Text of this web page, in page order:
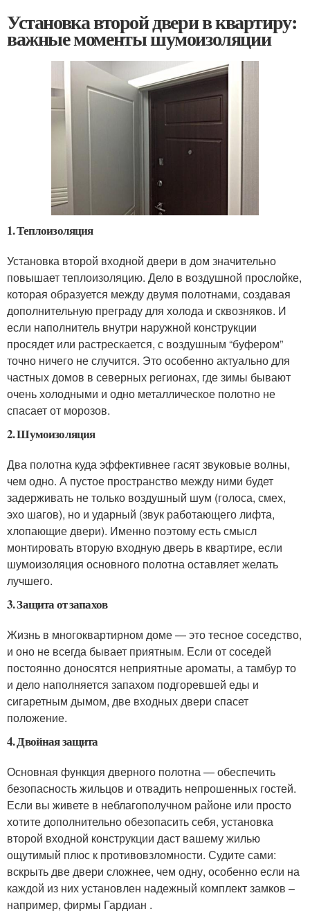
Установка второй двери в квартиру:
важные моменты шумоизоляции
1. Теплоизоляция
Установка второй входной двери в дом значительно
повышает теплоизоляцию. Дело в воздушной прослойке,
которая образуется между двумя полотнами, создавая
дополнительную преграду для холода и сквозняков. И
если наполнитель внутри наружной конструкции
просядет или растрескается, с воздушным “буфером”
точно ничего не случится. Это особенно актуально для
частных домов в северных регионах, где зимы бывают
очень холодными и одно металлическое полотно не
спасает от морозов.
2. Шумоизоляция
Два полотна куда эффективнее гасят звуковые волны,
чем одно. А пустое пространство между ними будет
задерживать не только воздушный шум (голоса, смех,
эхо шагов), но и ударный (звук работающего лифта,
хлопающие двери). Именно поэтому есть смысл
монтировать вторую входную дверь в квартире, если
шумоизоляция основного полотна оставляет желать
лучшего.
3. Защита от запахов
Жизнь в многоквартирном доме — это тесное соседство,
и оно не всегда бывает приятным. Если от соседей
постоянно доносятся неприятные ароматы, а тамбур то
и дело наполняется запахом подгоревшей еды и
сигаретным дымом, две входных двери спасет
положение.
4. Двойная защита
Основная функция дверного полотна — обеспечить
безопасность жильцов и отвадить непрошенных гостей.
Если вы живете в неблагополучном районе или просто
хотите дополнительно обезопасить себя, установка
второй входной конструкции даст вашему жилью
ощутимый плюс к противовзломности. Судите сами:
вскрыть две двери сложнее, чем одну, особенно если на
каждой из них установлен надежный комплект замков –
например, фирмы Гардиан .